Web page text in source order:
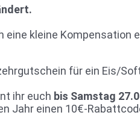
eine kleine Kompensation
für ein Eis/
ihr euch bis Samstag
Jahr einen 10€-